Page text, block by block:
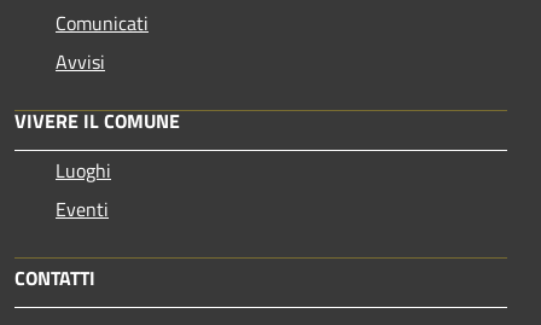
Comunicati
Avvisi
VIVERE IL COMUNE
Luoghi
Eventi
CONTATTI